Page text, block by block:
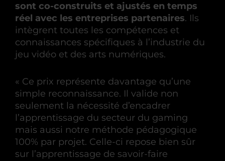
sont co-construits et ajustés en temps
réel avec les entreprises partenaires. Ils
intègrent toutes les compétences et
connaissances spécifiques à l’industrie du
jeu vidéo et des arts numériques.
« Ce prix représente davantage qu’une
simple reconnaissance. Il valide non
seulement la nécessité d’encadrer
l’apprentissage du secteur du gaming
mais aussi notre méthode pédagogique
100% par projet. Celle-ci repose bien sûr
sur l’apprentissage de savoir-faire